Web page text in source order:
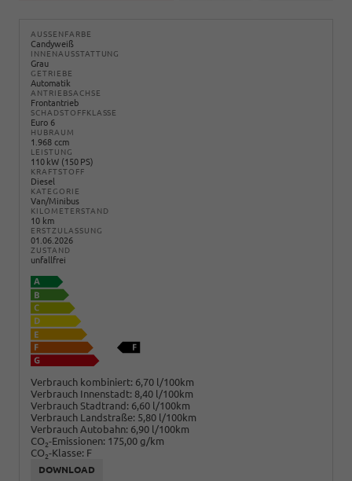
AUSSENFARBE
Candyweiß
INNENAUSSTATTUNG
Grau
GETRIEBE
Automatik
ANTRIEBSACHSE
Frontantrieb
SCHADSTOFFKLASSE
Euro 6
HUBRAUM
1.968 ccm
LEISTUNG
110 kW (150 PS)
KRAFTSTOFF
Diesel
KATEGORIE
Van/Minibus
KILOMETERSTAND
10 km
ERSTZULASSUNG
01.06.2026
ZUSTAND
unfallfrei
Verbrauch kombiniert: 6,70 l/100km
Verbrauch Innenstadt: 8,40 l/100km
Verbrauch Stadtrand: 6,60 l/100km
Verbrauch Landstraße: 5,80 l/100km
Verbrauch Autobahn: 6,90 l/100km
CO2-Emissionen: 175,00 g/km
CO2-Klasse: F
DOWNLOAD